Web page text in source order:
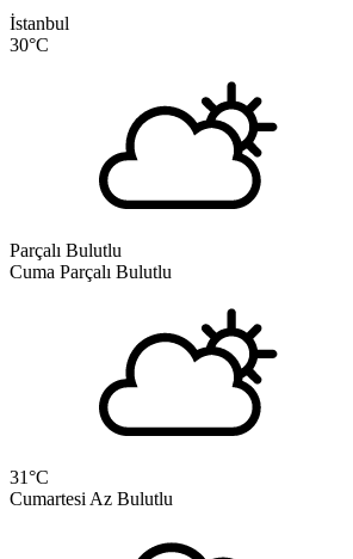
İstanbul
30°C
Parçalı Bulutlu
Cuma Parçalı Bulutlu
31°C
Cumartesi Az Bulutlu